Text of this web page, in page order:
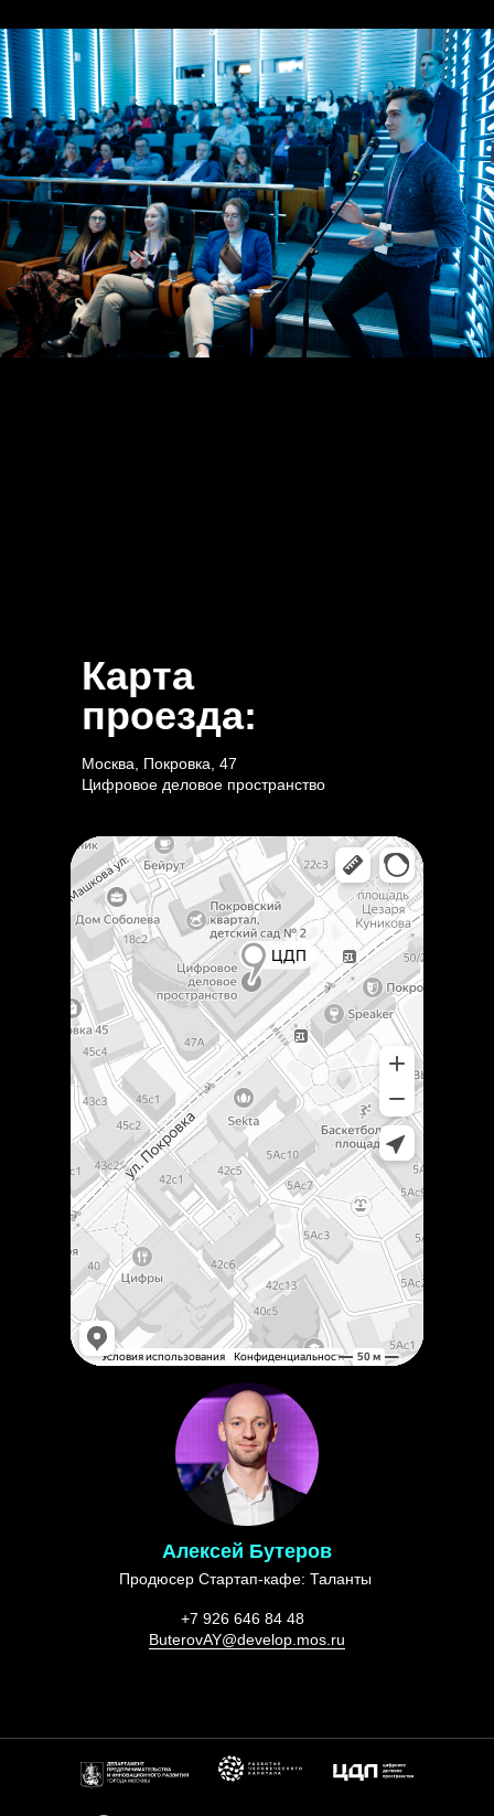
Карта
проезда:
Москва, Покровка, 47
Цифровое деловое пространство
Алексей Бутеров
Продюсер Стартап-кафе: Таланты
+7 926 646 84 48
ButerovAY@develop.mos.ru